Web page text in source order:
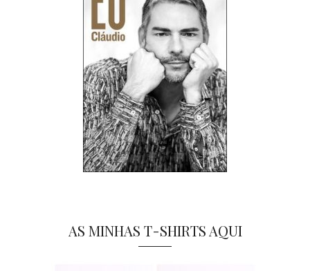
AS MINHAS T-SHIRTS AQUI